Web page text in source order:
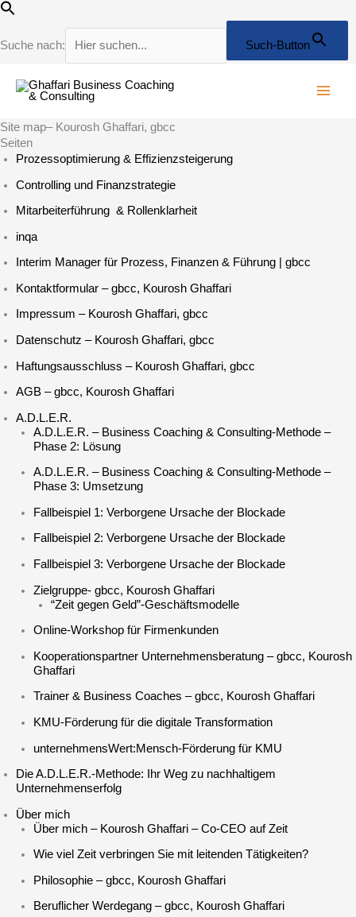
Suche nach: Such-Button
Zum
springen
Site map– Kourosh Ghaffari, gbcc
Seiten
Prozessoptimierung & Effizienzsteigerung
Controlling und Finanzstrategie
Mitarbeiterführung & Rollenklarheit
inqa
Interim Manager für Prozess, Finanzen & Führung | gbcc
Kontaktformular – gbcc, Kourosh Ghaffari
Impressum – Kourosh Ghaffari, gbcc
Datenschutz – Kourosh Ghaffari, gbcc
Haftungsausschluss – Kourosh Ghaffari, gbcc
AGB – gbcc, Kourosh Ghaffari
A.D.L.E.R.
A.D.L.E.R. – Business Coaching & Consulting-Methode –
Phase 2: Lösung
A.D.L.E.R. – Business Coaching & Consulting-Methode –
Phase 3: Umsetzung
Fallbeispiel 1: Verborgene Ursache der Blockade
Fallbeispiel 2: Verborgene Ursache der Blockade
Fallbeispiel 3: Verborgene Ursache der Blockade
Zielgruppe- gbcc, Kourosh Ghaffari
“Zeit gegen Geld”-Geschäftsmodelle
Online-Workshop für Firmenkunden
Kooperationspartner Unternehmensberatung – gbcc, Kourosh
Ghaffari
Trainer & Business Coaches – gbcc, Kourosh Ghaffari
KMU-Förderung für die digitale Transformation
unternehmensWert:Mensch-Förderung für KMU
Die A.D.L.E.R.-Methode: Ihr Weg zu nachhaltigem
Unternehmenserfolg
Über mich
Über mich – Kourosh Ghaffari – Co-CEO auf Zeit
Wie viel Zeit verbringen Sie mit leitenden Tätigkeiten?
Philosophie – gbcc, Kourosh Ghaffari
Beruflicher Werdegang – gbcc, Kourosh Ghaffari